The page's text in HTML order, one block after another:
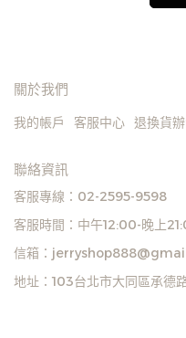
關於我們
我的帳戶 客服中心 退換貨
聯絡資訊
客服專線：02-2595-9598
客服時間：中午12:00-晚上
信箱：
地址：103台北市大同區承德